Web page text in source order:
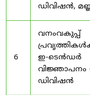
ഡിവിഷൻ,
6
വനംവകുപ്പ്
ഇ-ടെൻഡർ
വിജ്ഞാപനം
ഡിവിഷൻ